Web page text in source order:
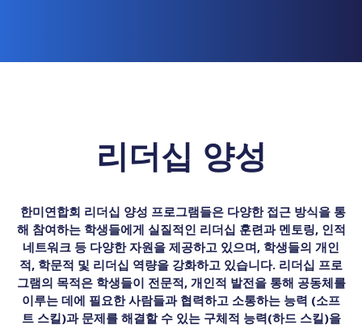
리더십 양성
한미연합회 리더십 양성 프로그램들은 다양한 접근 방식을 통
해 참여하는 학생들에게 실질적인 리더십 훈련과 멘토링, 인적
네트워크 등 다양한 자원을 제공하고 있으며, 학생들의 개인
적, 학문적 및 리더십 역량을 강화하고 있습니다. 리더십 프로
그램의 목적은 학생들이 전문적, 개인적 발전을 통해 공동체를
이루는 데에 필요한 사람들과 협력하고 소통하는 능력 (소프
트 스킬)과 문제를 해결할 수 있는 구체적 능력(하드 스킬)을